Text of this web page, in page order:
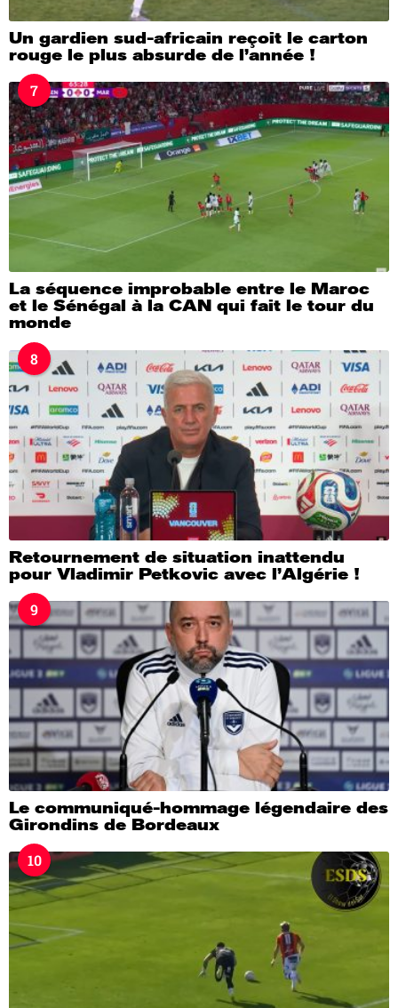
Un gardien sud-africain reçoit le carton
rouge le plus absurde de l’année !
7
La séquence improbable entre le Maroc
et le Sénégal à la CAN qui fait le tour du
monde
8
Retournement de situation inattendu
pour Vladimir Petkovic avec l’Algérie !
9
Le communiqué-hommage légendaire des
Girondins de Bordeaux
10